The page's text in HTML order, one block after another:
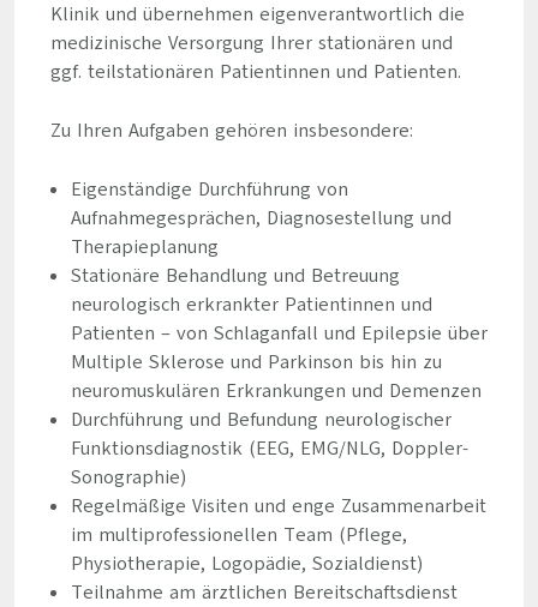
Klinik und übernehmen eigenverantwortlich die
medizinische Versorgung Ihrer stationären und
ggf. teilstationären Patientinnen und Patienten.
Zu Ihren Aufgaben gehören insbesondere:
Eigenständige Durchführung von
Aufnahmegesprächen, Diagnosestellung und
Therapieplanung
Stationäre Behandlung und Betreuung
neurologisch erkrankter Patientinnen und
Patienten – von Schlaganfall und Epilepsie über
Multiple Sklerose und Parkinson bis hin zu
neuromuskulären Erkrankungen und Demenzen
Durchführung und Befundung neurologischer
Funktionsdiagnostik (EEG, EMG/NLG, Doppler-
Sonographie)
Regelmäßige Visiten und enge Zusammenarbeit
im multiprofessionellen Team (Pflege,
Physiotherapie, Logopädie, Sozialdienst)
Teilnahme am ärztlichen Bereitschaftsdienst